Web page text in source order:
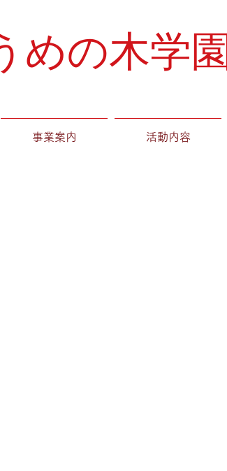
めの木学園
事業案内 活動内容